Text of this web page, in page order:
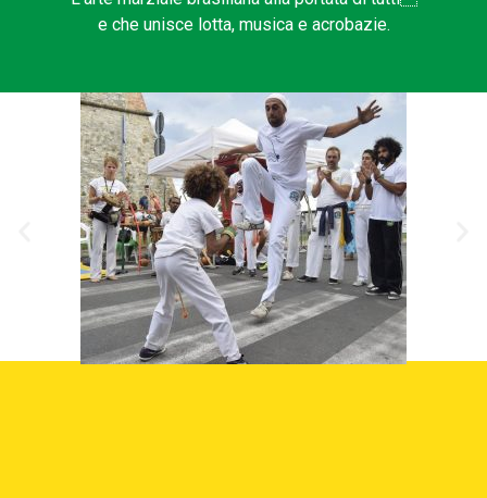
e che unisce lotta, musica e acrobazie.